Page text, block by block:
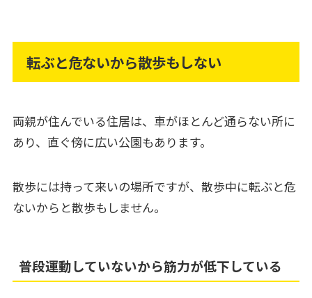
転ぶと危ないから散歩もしない
両親が住んでいる住居は、車がほとんど通らない所に
あり、直ぐ傍に広い公園もあります。
散歩には持って来いの場所ですが、散歩中に転ぶと危
ないからと散歩もしません。
普段運動していないから筋力が低下している